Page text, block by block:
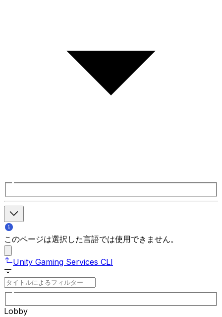
このページは選択した言語では使用できません。
Unity Gaming Services CLI
Lobby